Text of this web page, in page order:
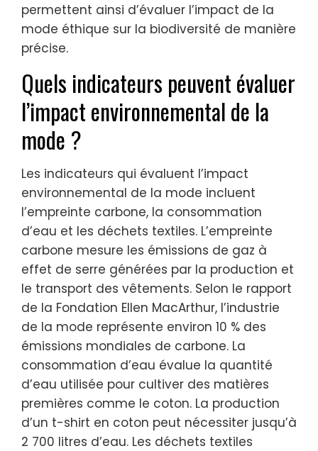
permettent ainsi d’évaluer l’impact de la
mode éthique sur la biodiversité de manière
précise.
Quels indicateurs peuvent évaluer
l’impact environnemental de la
mode ?
Les indicateurs qui évaluent l’impact
environnemental de la mode incluent
l’empreinte carbone, la consommation
d’eau et les déchets textiles. L’empreinte
carbone mesure les émissions de gaz à
effet de serre générées par la production et
le transport des vêtements. Selon le rapport
de la Fondation Ellen MacArthur, l’industrie
de la mode représente environ 10 % des
émissions mondiales de carbone. La
consommation d’eau évalue la quantité
d’eau utilisée pour cultiver des matières
premières comme le coton. La production
d’un t-shirt en coton peut nécessiter jusqu’à
2 700 litres d’eau. Les déchets textiles